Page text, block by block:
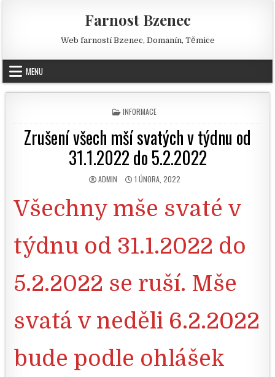
Farnost Bzenec
Web farností Bzenec, Domanín, Těmice
MENU
POSTED IN
INFORMACE
Zrušení všech mší svatých v týdnu od
31.1.2022 do 5.2.2022
AUTHOR:
ADMIN PUBLISHED DATE:
1 ÚNORA, 2022
Všechny mše svaté v
týdnu od 31.1.2022 do
5.2.2022 se ruší. Mše
svatá v neděli 6.2.2022
bude podle ohlášek